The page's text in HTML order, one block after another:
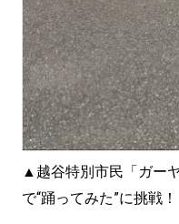
▲越谷特別市民「ガー
で“踊ってみた”に挑戦！